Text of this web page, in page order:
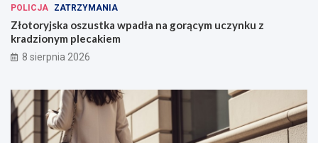
POLICJA ZATRZYMANIA
Złotoryjska oszustka wpadła na gorącym uczynku z
kradzionym plecakiem
8 sierpnia 2026